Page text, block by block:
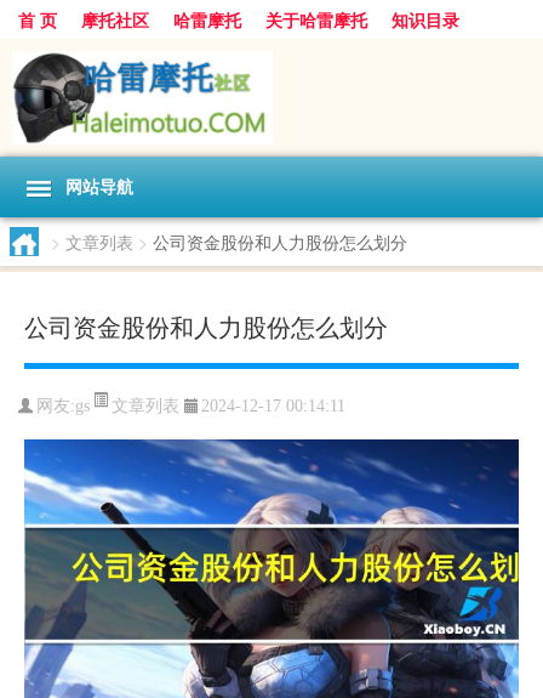
首 页 摩托社区 哈雷摩托 关于哈雷摩托 知识目录
网站导航
> 文章列表 > 公司资金股份和人力股份怎么划分
公司资金股份和人力股份怎么划分
网友:gs 文章列表 2024-12-17 00:14:11